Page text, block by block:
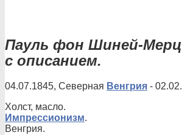
Пауль фон Шиней-
с описанием.
04.07.1845, Северная Венгрия -
Холст, масло.
Импрессионизм.
Венгрия.